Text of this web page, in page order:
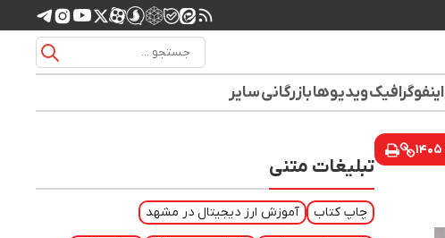
اینفوگرافیکویدیوهابازرگانیسایر
تبلیغات متنی
چاپ کتاب آموزش ارز دیجیتال در مشهد